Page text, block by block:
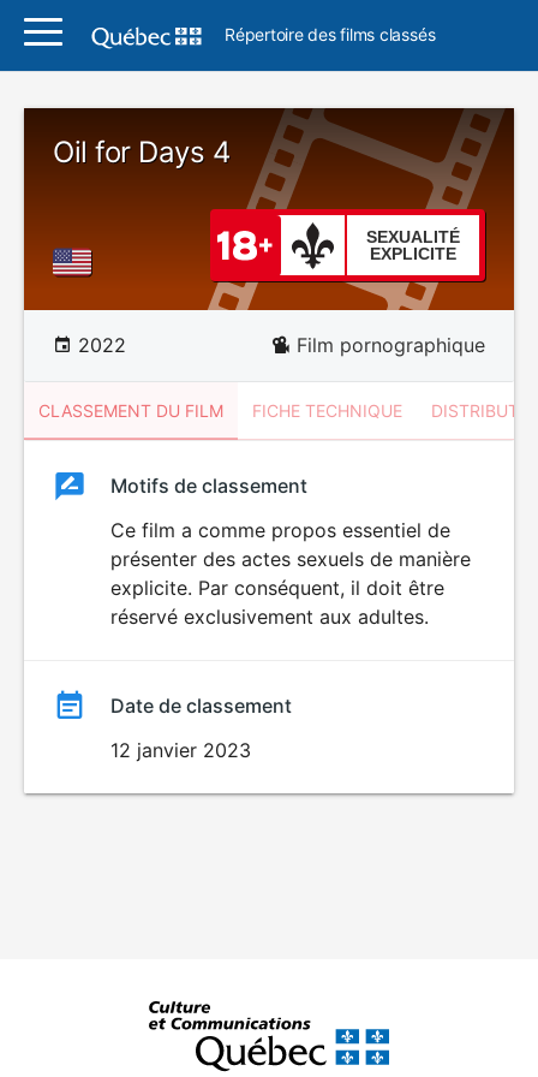
Répertoire des films classés
Oil for Days 4
SEXUALITÉ
EXPLICITE
2022 Film pornographique
CLASSEMENT DU FILM FICHE TECHNIQUE
ClassementClassement
SEXUALITÉ
EXPLICITE
Motifs de classement
Ce film a comme propos essentiel de
présenter des actes sexuels de manière
explicite. Par conséquent, il doit être
réservé exclusivement aux adultes.
Date de classement
12 janvier 2023